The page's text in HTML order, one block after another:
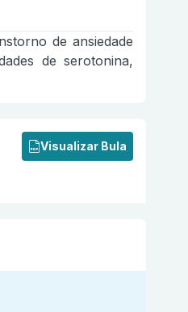
de ansiedade
de serotonina,
Visualizar Bula